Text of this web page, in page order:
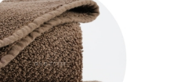
do koszyka